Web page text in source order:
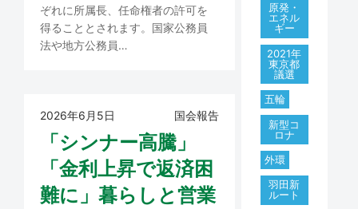
ぞれに所属長、任命権者の許可を
得ることとされます。国家公務員
法や地方公務員…
2026年6月5日 国会報告
「シンナー高騰」
「金利上昇で返済困
難に」暮らしと営業
原発・
エネル
ギー
2021年
東京都
議選
五輪
新型コ
ロナ
外環
羽田新
ルート